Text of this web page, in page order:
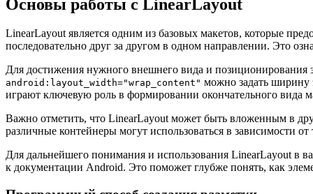
Основы работы с LinearLayout
LinearLayout является одним из базовых макетов, которые
последовательно друг за другом в одном направлении. Это
Для достижения нужного внешнего вида и позиционирования
android:layout_width="wrap_content" можно задать ширину
играют ключевую роль в формировании окончательного вида
Важно отметить, что LinearLayout может быть вложенным в
различные контейнеры могут использоваться в зависимости
Для дальнейшего понимания и использования LinearLayout в
к документации Android. Это поможет глубже понять, как